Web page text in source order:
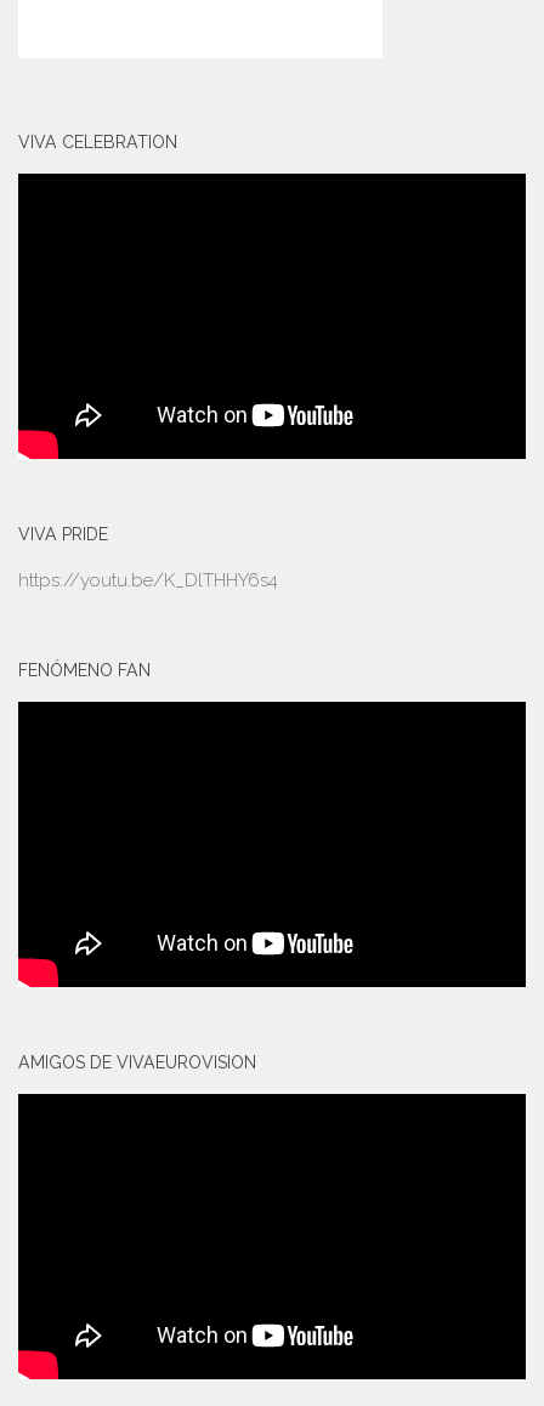
VIVA CELEBRATION
VIVA PRIDE
https://youtu.be/K_DlTHHY6s4
FENÓMENO FAN
AMIGOS DE VIVAEUROVISION